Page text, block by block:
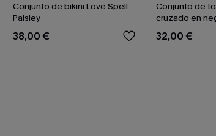
Conjunto de bikini Love Spell
Paisley
38,00 €
Conjunto de
cruzado en
braguitas de
32,00 €